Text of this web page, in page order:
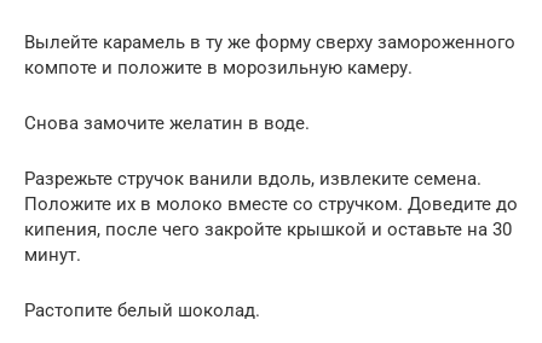
Вылейте карамель в ту же форму сверху замороженного
компоте и положите в морозильную камеру.
Снова замочите желатин в воде.
Разрежьте стручок ванили вдоль, извлеките семена.
Положите их в молоко вместе со стручком. Доведите до
кипения, после чего закройте крышкой и оставьте на 30
минут.
Растопите белый шоколад.